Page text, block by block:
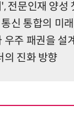
전문인재 양성
신 통합의 미래
우주 패권을 설
의 진화 방향